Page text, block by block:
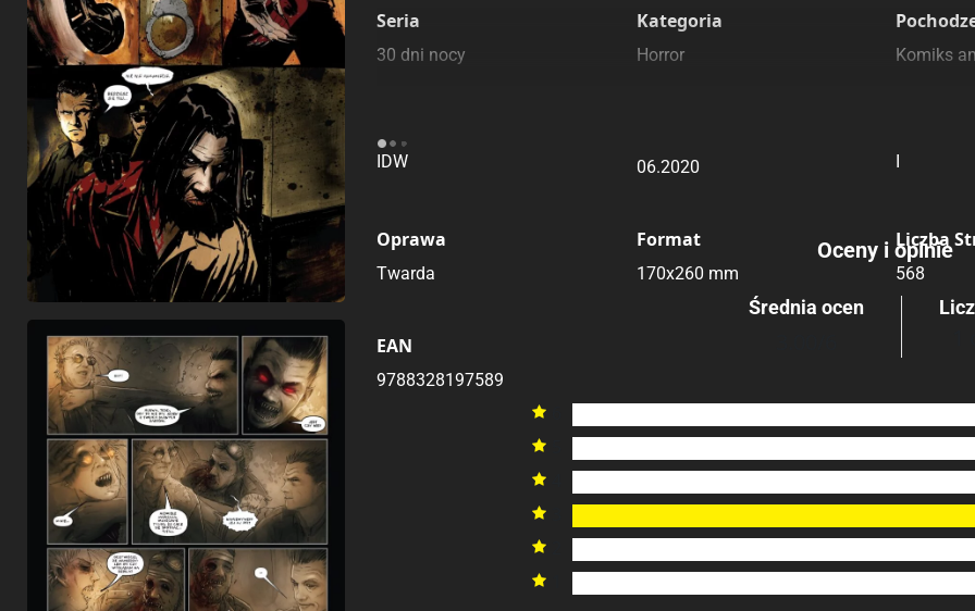
Seria
30 dni nocy
Kategoria
Horror Komiks
IDW 06.2020 I
Oprawa
Twarda
Format
170x260 mm
Liczba
568
EAN
9788328197589
Oceny i opinie
Średnia ocen





